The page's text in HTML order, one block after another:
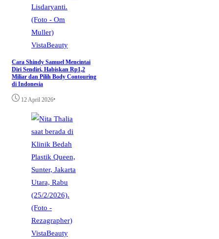
VistaBeauty
Cara Shindy Samuel Mencintai
Diri Sendiri, Habiskan Rp1,2
Miliar dan Pilih Body Contouring
di Indonesia
12 April 2026•
VistaBeauty